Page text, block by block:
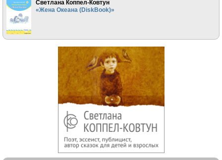
Светлана Коппел-Ковтун
«Жена Океана (DiskBook)»